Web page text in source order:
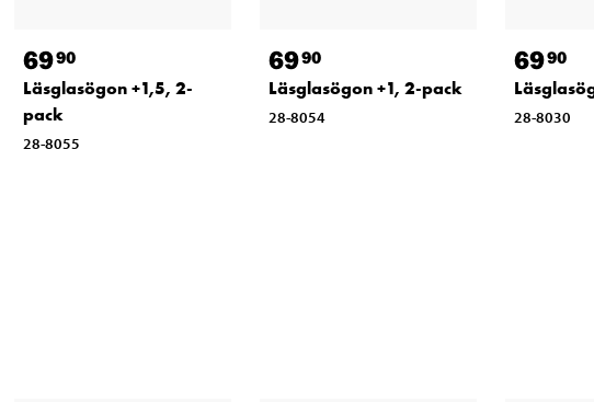
6990
Läsglasögon +1,5, 2-
pack
28-8055
6990
Läsglasögon +1, 2-pack
28-8054
6990
28-8030